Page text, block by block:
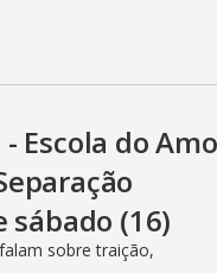
Escola do
sábado (16)
sobre traição,